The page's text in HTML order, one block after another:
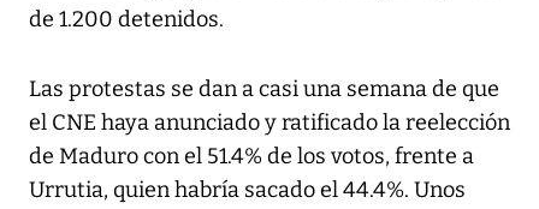
de 1.200 detenidos.
Las protestas se dan a casi una semana de que
el CNE haya anunciado y ratificado la reelección
de Maduro con el 51.4% de los votos, frente a
Urrutia, quien habría sacado el 44.4%. Unos